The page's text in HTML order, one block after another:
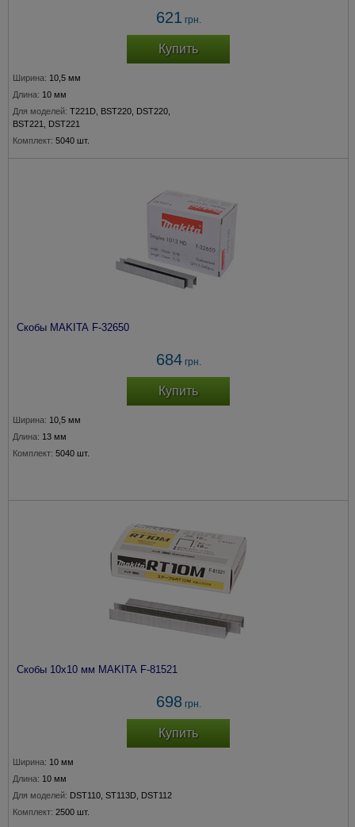
621 грн.
Купить
Ширина: 10,5 мм
Длина: 10 мм
Для моделей: T221D, BST220, DST220,
BST221, DST221
Комплект: 5040 шт.
Скобы MAKITA F-32650
684грн.
Купить
Ширина: 10,5 мм
Длина: 13 мм
Комплект: 5040 шт.
Скобы 10х10 мм MAKITA F-81521
698грн.
Купить
Ширина: 10 мм
Длина: 10 мм
Для моделей: DST110, ST113D, DST112
Комплект: 2500 шт.